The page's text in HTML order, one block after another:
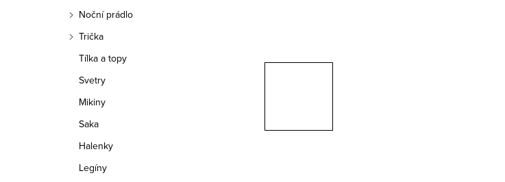
Noční prádlo
Trička
Tílka a topy
Svetry
Mikiny
Saka
Halenky
Legíny